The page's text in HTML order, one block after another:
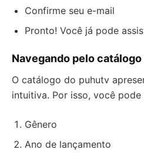
Confirme seu e-mail
Pronto! Você já pode
Navegando pelo
O catálogo do puhutv
intuitiva. Por isso, você
Gênero
Ano de lançamento